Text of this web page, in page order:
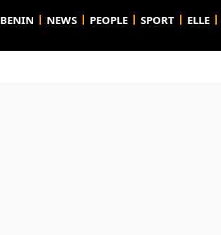
BENIN NEWS PEOPLE SPORT ELLE